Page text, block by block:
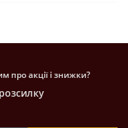
про акції і знижки?